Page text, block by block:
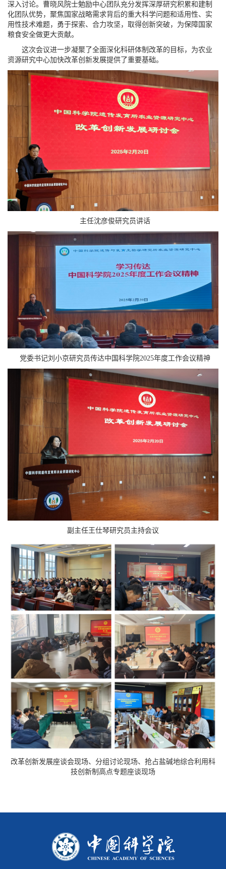
深入讨论。曹晓风院士勉励中心团队充分发挥深厚研究积累和建制
化团队优势，聚焦国家战略需求背后的重大科学问题和适用性、实
用性技术难题，勇于探索、合力攻坚，取得创新突破，为保障国家
粮食安全做更大贡献。
这次会议进一步凝聚了全面深化科研体制改革的目标，为农业
资源研究中心加快改革创新发展提供了重要基础。
主任沈彦俊研究员讲话
党委书记刘小京研究员传达中国科学院2025年度工作会议精神
副主任王仕琴研究员主持会议
改革创新发展座谈会现场、 分组讨论现场、 抢占盐碱地综合利用科
技创新制高点专题座谈现场